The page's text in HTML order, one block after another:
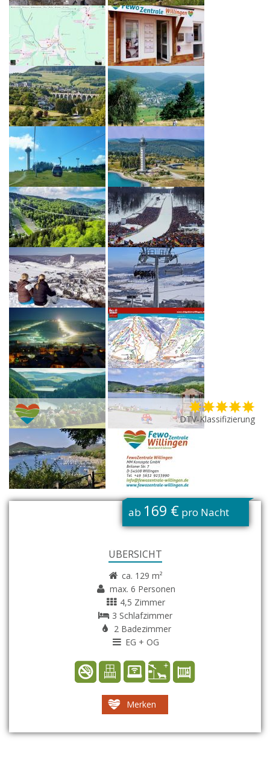
DTV-Klassifizierung
ab 169 € pro Nacht
ÜBERSICHT
ca. 129 m²
max. 6 Personen
4,5 Zimmer
3 Schlafzimmer
2 Badezimmer
EG + OG
Merken